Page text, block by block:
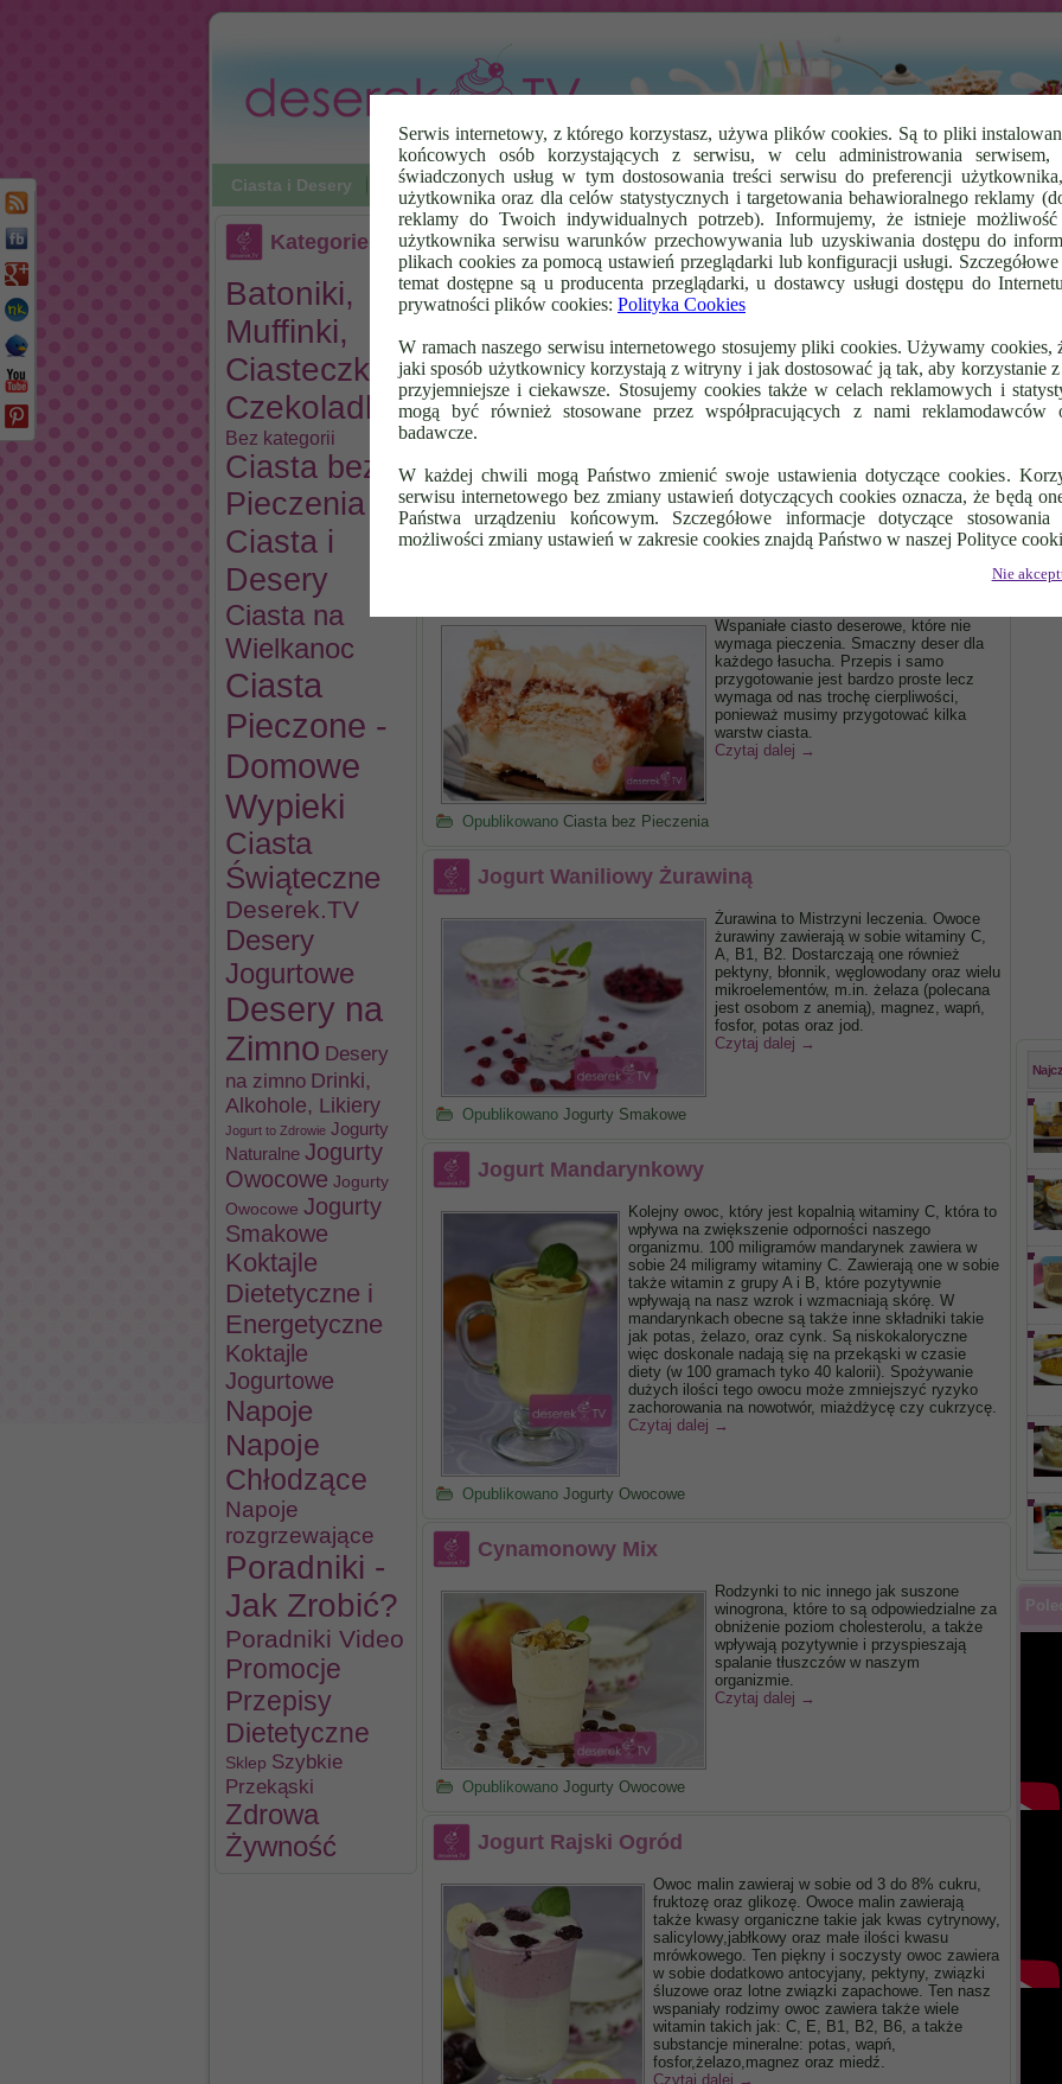
Serwis internetowy, z którego korzystasz, używa plików cookies. Są to pliki
końcowych osób korzystających z serwisu, w celu administrowania serwisem,
świadczonych usług w tym dostosowania treści serwisu do preferencji
użytkownika oraz dla celów statystycznych i targetowania behawioralnego reklamy
reklamy do Twoich indywidualnych potrzeb). Informujemy, że istnieje możliwość
użytkownika serwisu warunków przechowywania lub uzyskiwania dostępu do
plikach cookies za pomocą ustawień przeglądarki lub konfiguracji usługi.
temat dostępne są u producenta przeglądarki, u dostawcy usługi dostępu do
prywatności plików cookies: Polityka Cookies
W ramach naszego serwisu internetowego stosujemy pliki cookies. Używamy cookies,
jaki sposób użytkownicy korzystają z witryny i jak dostosować ją tak, aby korzystanie
przyjemniejsze i ciekawsze. Stosujemy cookies także w celach reklamowych i
mogą być również stosowane przez współpracujących z nami
badawcze.
W każdej chwili mogą Państwo zmienić swoje ustawienia dotyczące cookies.
serwisu internetowego bez zmiany ustawień dotyczących cookies oznacza, że będą
Państwa urządzeniu końcowym. Szczegółowe informacje dotyczące
możliwości zmiany ustawień w zakresie cookies znajdą Państwo w naszej Polityce
Nie
Ciasta i Desery Desery na zimno Napoje Poradniki Video Zdrowa Żywność Promocje
Kategorie
Batoniki,
Muffinki,
Ciasteczka,
Czekoladki
Bez kategorii
Ciasta bez
Pieczenia
Ciasta i
Desery
Ciasta na
Wielkanoc
Ciasta
Pieczone -
Domowe
Wypieki
Ciasta
Świąteczne
Deserek.TV
Desery
Jogurtowe
Desery na
Zimno Desery
na zimno Drinki,
Alkohole, Likiery
Jogurt to Zdrowie Jogurty
Naturalne Jogurty
Owocowe Jogurty
Owocowe Jogurty
Smakowe
Koktajle
Dietetyczne i
Energetyczne
Koktajle
Jogurtowe
Napoje
Napoje
Chłodzące
Napoje
rozgrzewające
Poradniki -
Jak Zrobić?
Poradniki Video
Promocje
Przepisy
Dietetyczne
Sklep Szybkie
Przekąski
Zdrowa
Żywność
owocowy
Sernik Malinowo – Borówkowy z Musem
sernik na zimno, gdzie obecnie w
sezonie letnim mamy pod dostatkiem
świeżych owoców. Wspaniały deser na
popołudniową jak i wieczorną przekąskę.
Lekki deser z serkiem
Opublikowano Ciasta bez Pieczenia,Desery na Zimno
Wspaniałe ciasto deserowe, które nie
wymaga pieczenia. Smaczny deser dla
każdego łasucha. Przepis i samo
przygotowanie jest bardzo proste lecz
wymaga od nas trochę cierpliwości,
ponieważ musimy przygotować kilka
warstw ciasta.
Czytaj dalej →
Opublikowano Ciasta bez Pieczenia
Jogurt Waniliowy Żurawiną
Żurawina to Mistrzyni leczenia. Owoce
żurawiny zawierają w sobie witaminy C,
A, B1, B2. Dostarczają one również
pektyny, błonnik, węglowodany oraz wielu
mikroelementów, m.in. żelaza (polecana
jest osobom z anemią), magnez, wapń,
fosfor, potas oraz jod.
Czytaj dalej →
Opublikowano Jogurty Smakowe
Jogurt Mandarynkowy
Kolejny owoc, który jest kopalnią witaminy C, która to
wpływa na zwiększenie odporności naszego
organizmu. 100 miligramów mandarynek zawiera w
sobie 24 miligramy witaminy C. Zawierają one w sobie
także witamin z grupy A i B, które pozytywnie
wpływają na nasz wzrok i wzmacniają skórę. W
mandarynkach obecne są także inne składniki takie
jak potas, żelazo, oraz cynk. Są niskokaloryczne
więc doskonale nadają się na przekąski w czasie
diety (w 100 gramach tyko 40 kalorii). Spożywanie
dużych ilości tego owocu może zmniejszyć ryzyko
zachorowania na nowotwór, miażdżycę czy cukrzycę.
Czytaj dalej →
Opublikowano Jogurty Owocowe
Cynamonowy Mix
Rodzynki to nic innego jak suszone
winogrona, które to są odpowiedzialne za
obniżenie poziom cholesterolu, a także
wpływają pozytywnie i przyspieszają
spalanie tłuszczów w naszym
organizmie.
Czytaj dalej →
Opublikowano Jogurty Owocowe
Jogurt Rajski Ogród
Owoc malin zawieraj w sobie od 3 do 8% cukru,
fruktozę oraz glikozę. Owoce malin zawierają
także kwasy organiczne takie jak kwas cytrynowy,
salicylowy,jabłkowy oraz małe ilości kwasu
mrówkowego. Ten piękny i soczysty owoc zawiera
w sobie dodatkowo antocyjany, pektyny, związki
śluzowe oraz lotne związki zapachowe. Ten nasz
wspaniały rodzimy owoc zawiera także wiele
witamin takich jak: C, E, B1, B2, B6, a także
substancje mineralne: potas, wapń,
fosfor,żelazo,magnez oraz miedź.
Czytaj dalej →